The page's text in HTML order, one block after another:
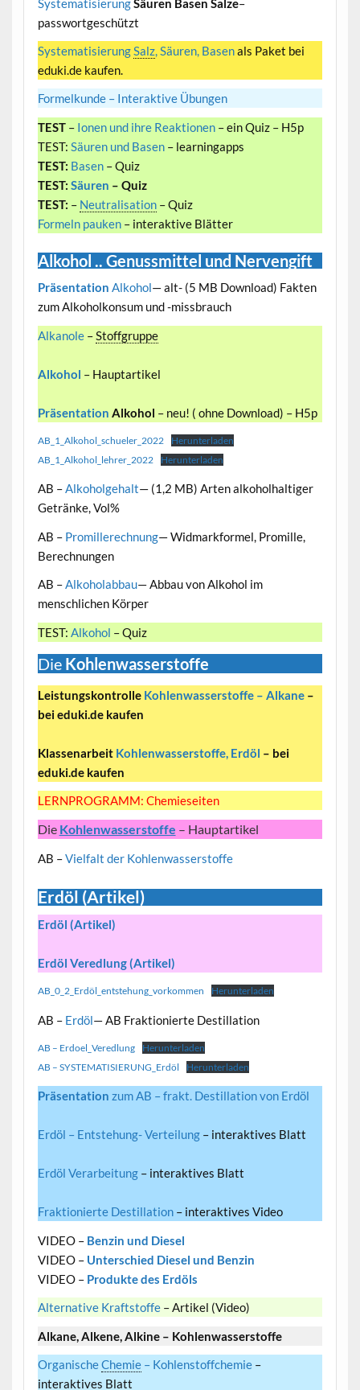
SystematisierungSäuren Basen Salze–
passwortgeschützt
SystematisierungSalz, Säuren, Basenals Paket bei
eduki.de kaufen.
Formelkunde – Interaktive Übungen
TEST– Ionen und ihre Reaktionen– ein Quiz – H5p
TEST: Säuren und Basen– learningapps
TEST: Basen– Quiz
TEST: Säuren – Quiz
TEST: – Neutralisation– Quiz
Formeln pauken – interaktive Blätter
Alkohol .. Genussmittel und Nervengift
Präsentation Alkohol— alt- (5 MB Download) Fakten
zum Alkoholkonsum und -missbrauch
Alkanole –Stoffgruppe
Alkohol – Hauptartikel
Präsentation Alkohol – neu! ( ohne Download) – H5p
AB_1_Alkohol_schueler_2022
Herunterladen
AB_1_Alkohol_lehrer_2022
Herunterladen
AB –Alkoholgehalt— (1,2 MB) Arten alkoholhaltiger
Getränke, Vol%
AB – Promillerechnung— Widmarkformel, Promille,
Berechnungen
AB –Alkoholabbau— Abbau von Alkohol im
menschlichen Körper
TEST: Alkohol – Quiz
Die Kohlenwasserstoffe
Leistungskontrolle Kohlenwasserstoffe – Alkane–
bei eduki.de kaufen
Klassenarbeit Kohlenwasserstoffe, Erdöl – bei
eduki.de kaufen
LERNPROGRAMM: Chemieseiten
Die Kohlenwasserstoffe – Hauptartikel
AB –Vielfalt der Kohlenwasserstoffe
Erdöl (Artikel)
Erdöl (Artikel)
Erdöl Veredlung (Artikel)
AB_0_2_Erdöl_entstehung_vorkommen Herunterladen
AB – Erdöl— AB Fraktionierte Destillation
AB – Erdoel_Veredlung
Herunterladen
AB – SYSTEMATISIERUNG_Erdöl
Herunterladen
Präsentation zum AB – frakt. Destillation von Erdöl
Erdöl – Entstehung- Verteilung– interaktives Blatt
Erdöl Verarbeitung– interaktives Blatt
Fraktionierte Destillation– interaktives Video
VIDEO – Benzin und Diesel
VIDEO – Unterschied Diesel und Benzin
VIDEO – Produkte des Erdöls
Alternative Kraftstoffe– Artikel (Video)
Alkane, Alkene, Alkine – Kohlenwasserstoffe
OrganischeChemie– Kohlenstoffchemie–
interaktives Blatt